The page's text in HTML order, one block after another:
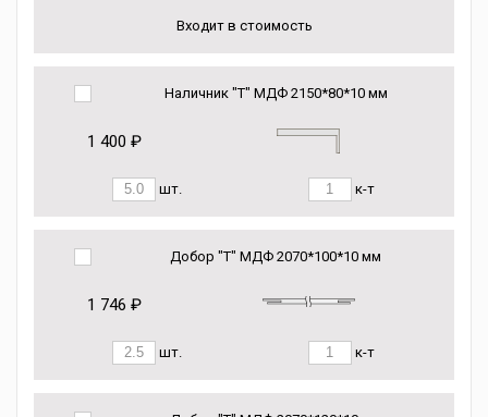
Входит в стоимость
Наличник "Т" МДФ 2150*80*10 мм
1 400 ₽
шт. к-т
Добор "Т" МДФ 2070*100*10 мм
1 746 ₽
шт. к-т